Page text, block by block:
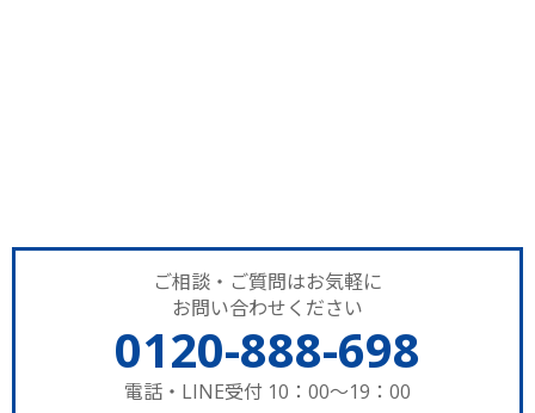
ご相談・ご質問はお気軽に
お問い合わせください
0120-888-698
電話・LINE受付 10：00～19：00